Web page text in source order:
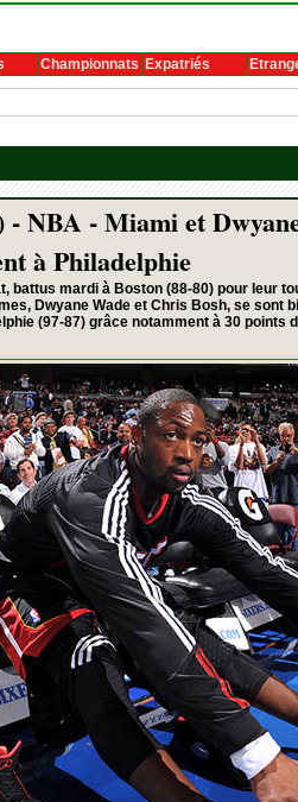
Championnats Expatriés
NBA - Miami et
à Philadelphie
battus mardi à Boston (88-80) pour leur
Dwyane Wade et Chris Bosh, se sont
(97-87) grâce notamment à 30 points